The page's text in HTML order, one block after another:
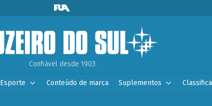
Confiável desde 1903.
Esporte Conteúdo de marca Suplementos